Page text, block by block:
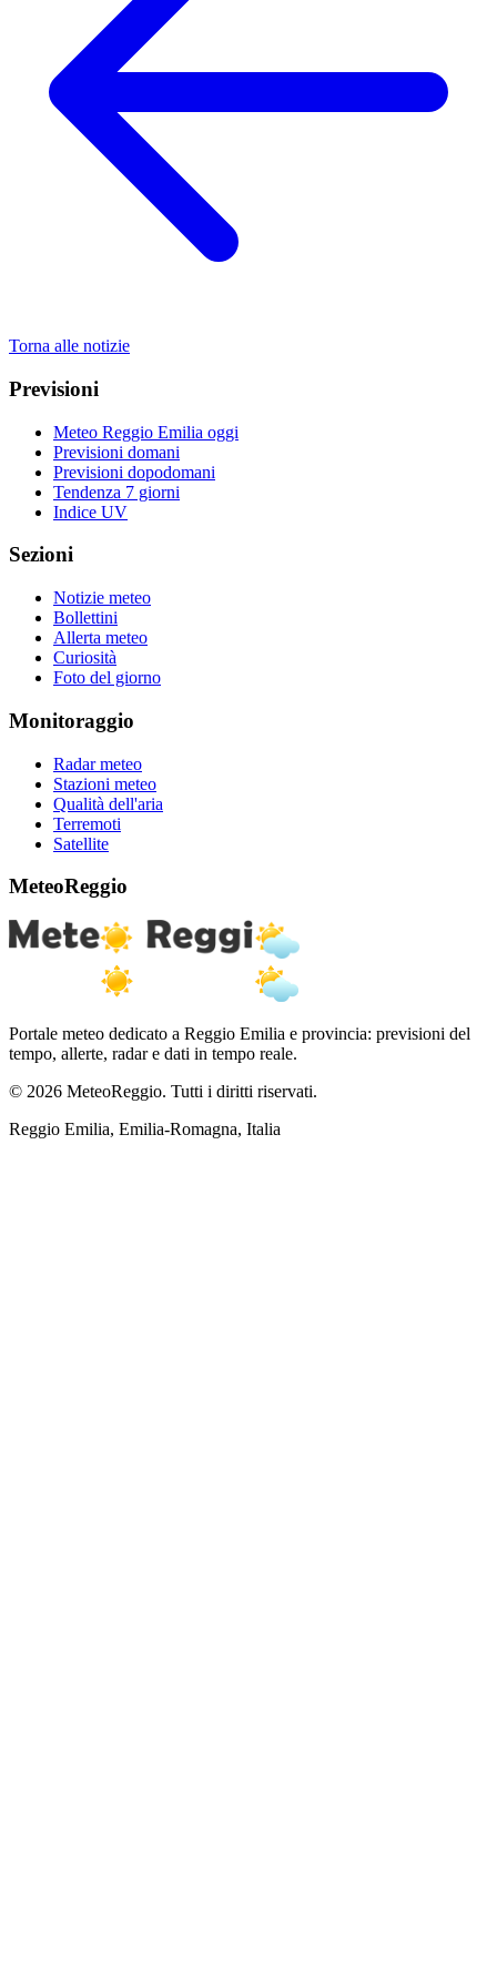
Torna alle notizie
Previsioni
Meteo Reggio Emilia oggi
Previsioni domani
Previsioni dopodomani
Tendenza 7 giorni
Indice UV
Sezioni
Notizie meteo
Bollettini
Allerta meteo
Curiosità
Foto del giorno
Monitoraggio
Radar meteo
Stazioni meteo
Qualità dell'aria
Terremoti
Satellite
MeteoReggio
Portale meteo dedicato a Reggio Emilia e provincia: previsioni del
tempo, allerte, radar e dati in tempo reale.
© 2026 MeteoReggio. Tutti i diritti riservati.
Reggio Emilia, Emilia-Romagna, Italia